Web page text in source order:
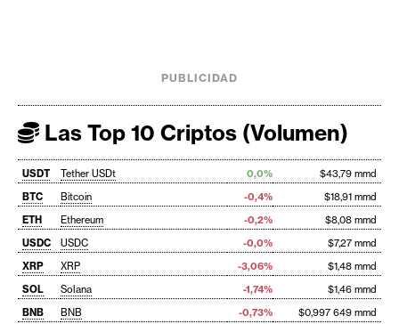
PUBLICIDAD
Las Top 10 Criptos (Volumen)
USDT Tether USDt 0,0%
$43,79 mmd
BTC
Bitcoin -0,4%
$18,91 mmd
ETH
Ethereum -0,2%
$8,08 mmd
USDC
USDC -0,0%
$7,27 mmd
XRP
XRP -3,06%
$1,48 mmd
SOL
Solana -1,74%
$1,46 mmd
BNB
BNB -0,73%
$0,997 649 mmd